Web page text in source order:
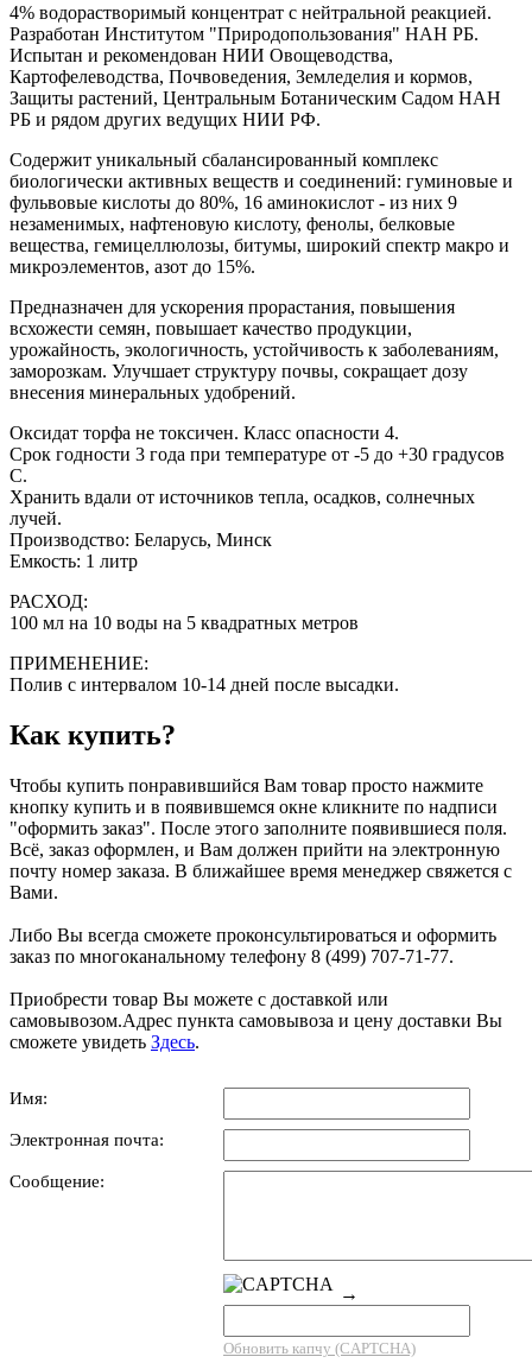
4% водорастворимый концентрат с нейтральной реакцией.
Разработан Институтом "Природопользования" НАН РБ.
Испытан и рекомендован НИИ Овощеводства,
Картофелеводства, Почвоведения, Земледелия и кормов,
Защиты растений, Центральным Ботаническим Садом НАН
РБ и рядом других ведущих НИИ РФ.
Содержит уникальный сбалансированный комплекс
биологически активных веществ и соединений: гуминовые и
фульвовые кислоты до 80%, 16 аминокислот - из них 9
незаменимых, нафтеновую кислоту, фенолы, белковые
вещества, гемицеллюлозы, битумы, широкий спектр макро и
микроэлементов, азот до 15%.
Предназначен для ускорения прорастания, повышения
всхожести семян, повышает качество продукции,
урожайность, экологичность, устойчивость к заболеваниям,
заморозкам. Улучшает структуру почвы, сокращает дозу
внесения минеральных удобрений.
Оксидат торфа не токсичен. Класс опасности 4.
Срок годности 3 года при температуре от -5 до +30 градусов
С.
Хранить вдали от источников тепла, осадков, солнечных
лучей.
Производство: Беларусь, Минск
Емкость: 1 литр
РАСХОД:
100 мл на 10 воды на 5 квадратных метров
ПРИМЕНЕНИЕ:
Полив с интервалом 10-14 дней после высадки.
Как купить?
Чтобы купить понравившийся Вам товар просто нажмите
кнопку купить и в появившемся окне кликните по надписи
"оформить заказ". После этого заполните появившиеся поля.
Всё, заказ оформлен, и Вам должен прийти на электронную
почту номер заказа. В ближайшее время менеджер свяжется с
Вами.
Либо Вы всегда сможете проконсультироваться и оформить
заказ по многоканальному телефону 8 (499) 707-71-77.
Приобрести товар Вы можете с доставкой или
самовывозом.Адрес пункта самовывоза и цену доставки Вы
сможете увидеть Здесь.
Имя:
Электронная почта:
Сообщение:
→
Обновить капчу (CAPTCHA)